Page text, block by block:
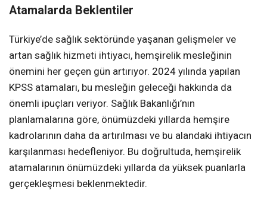
Atamalarda Beklentiler
Türkiye’de sağlık sektöründe yaşanan gelişmeler ve
artan sağlık hizmeti ihtiyacı, hemşirelik mesleğinin
önemini her geçen gün artırıyor. 2024 yılında yapılan
KPSS atamaları, bu mesleğin geleceği hakkında da
önemli ipuçları veriyor. Sağlık Bakanlığı’nın
planlamalarına göre, önümüzdeki yıllarda hemşire
kadrolarının daha da artırılması ve bu alandaki ihtiyacın
karşılanması hedefleniyor. Bu doğrultuda, hemşirelik
atamalarının önümüzdeki yıllarda da yüksek puanlarla
gerçekleşmesi beklenmektedir.